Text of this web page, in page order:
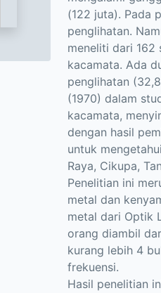
(122 juta). Pada
penglihatan.
meneliti dari 162
kacamata. Ada
penglihatan
(1970) dalam
kacamata,
dengan hasil
untuk
Raya, Cikupa,
Penelitian ini
metal dan
metal dari Optik
orang diambil
kurang lebih 4
frekuensi.
Hasil penelitian